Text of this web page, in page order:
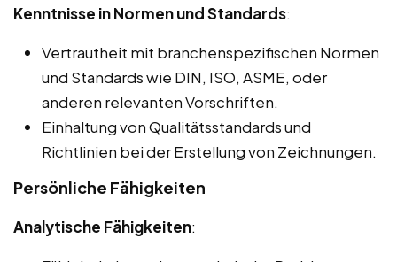
Kenntnisse in Normen und Standards:
Vertrautheit mit branchenspezifischen Normen
und Standards wie DIN, ISO, ASME, oder
anderen relevanten Vorschriften.
Einhaltung von Qualitätsstandards und
Richtlinien bei der Erstellung von Zeichnungen.
Persönliche Fähigkeiten
Analytische Fähigkeiten: